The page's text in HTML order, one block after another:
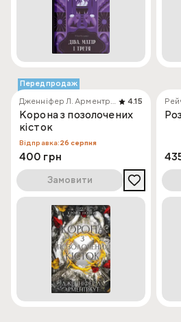
Передпродаж
Дженніфер Л. Арментраут
4.15
Корона з позолочених
кісток
Відправка:26 серпня
400 грн
Замовити